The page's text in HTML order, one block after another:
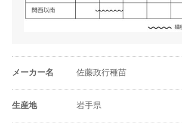
1a当たり播種量 80〜100ml
1a当たり播種量
（粒数）
1840〜3000粒
1m²当たり播種量
（粒数）
18.4〜30粒
メーカー名 佐藤政行種苗
生産地 岩手県